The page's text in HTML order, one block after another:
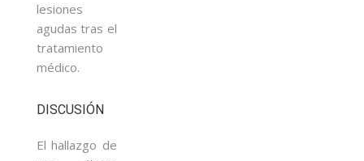
lesiones
agudas tras el
tratamiento
médico.
DISCUSIÓN
El hallazgo de